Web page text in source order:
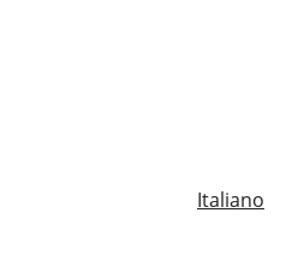
Italiano